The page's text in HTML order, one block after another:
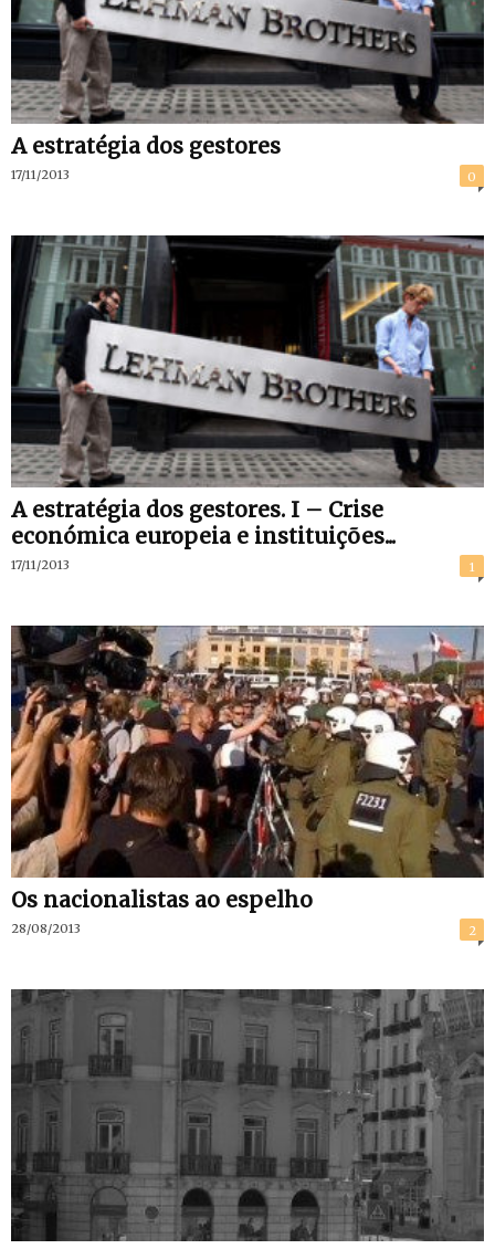
A estratégia dos gestores
17/11/2013 0
A estratégia dos gestores. I – Crise
económica europeia e instituições...
17/11/2013 1
Os nacionalistas ao espelho
28/08/2013 2